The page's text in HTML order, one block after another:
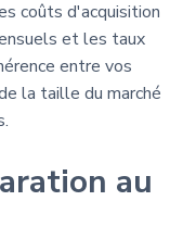
coûts d'acquisition
et les taux
entre vos
la taille du marché
au